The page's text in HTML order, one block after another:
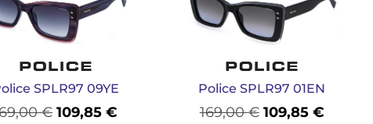
SPLR97 09YE
€ 109,85€
Police SPLR97 01EN
169,00€ 109,85 €